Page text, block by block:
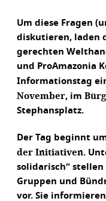
Um diese Fragen
diskutieren, laden
gerechten
und ProAmazonia
Informationstag
November, im
Stephansplatz.
Der Tag beginnt
der Initiativen.
solidarisch“
Gruppen und
vor. Sie